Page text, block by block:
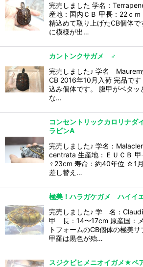
完売しました 学名：
産地：国内ＣＢ 甲長：22ｃ
精込めて取り上げたCB個体で
に模様が出…
カントンクサガメ ♂
完売しました♪ 学名
CB 2016年10月入荷 完品で
込み個体です。 腹甲がベタッ
な…
コンセントリックカロリナダ
ラピンA
完売しました♪ 学名：
centrata 生産地：ＥＵＣＢ
♀23cm 寿命：約40年位 ☆1
差し替え…
極美！ハラガケガメ ハイイ
完売しました♪ 学 名：
甲 長：14〜17cm 原産国：
トフォームのCB個体の極美
甲羅は黒色が殆…
スジクビヒメニオイガメ★ペ